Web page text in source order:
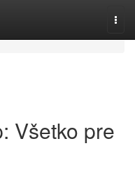
Všetko pre